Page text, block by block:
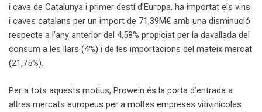
i cava de Catalunya i primer destí d’Europa, ha importat els vins
i caves catalans per un import de 71,39M€ amb una disminució
respecte a l’any anterior del 4,58% propiciat per la davallada del
consum a les llars (4%) i de les importacions del mateix mercat
(21,75%).
Per a tots aquests motius, Prowein és la porta d’entrada a
altres mercats europeus per a moltes empreses vitivinícoles